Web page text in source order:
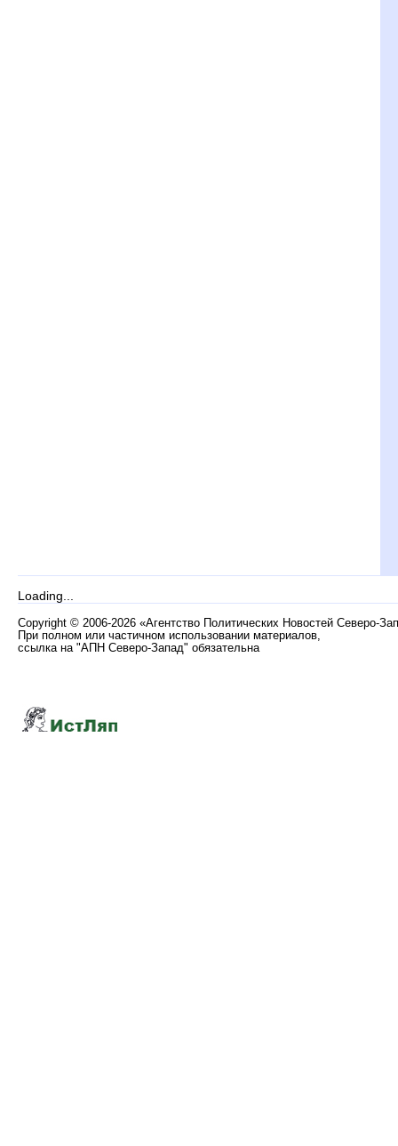
Loading...
Copyright © 2006-2026 «Агентство Политических Новостей Северо-
При полном или частичном использовании материалов,
ссылка на "АПН Северо-Запад" обязательна